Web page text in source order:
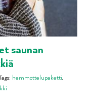
saunan
hemmottelupaketti,